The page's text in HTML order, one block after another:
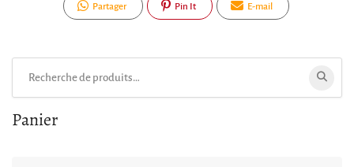
Partager Pin It E-mail
Panier